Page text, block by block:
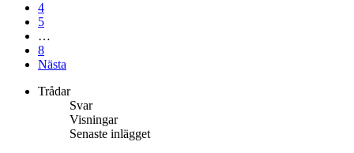
4
5
…
8
Nästa
Trådar
Svar
Visningar
Senaste inlägget